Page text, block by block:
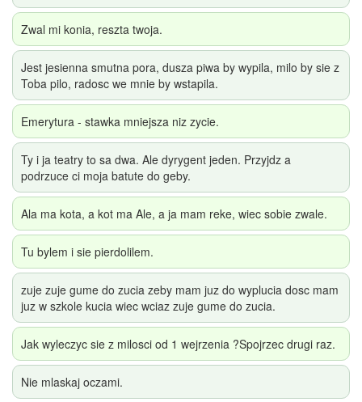
Zwal mi konia, reszta twoja.
Jest jesienna smutna pora, dusza piwa by wypila, milo by sie z
Toba pilo, radosc we mnie by wstapila.
Emerytura - stawka mniejsza niz zycie.
Ty i ja teatry to sa dwa. Ale dyrygent jeden. Przyjdz a
podrzuce ci moja batute do geby.
Ala ma kota, a kot ma Ale, a ja mam reke, wiec sobie zwale.
Tu bylem i sie pierdolilem.
zuje zuje gume do zucia zeby mam juz do wyplucia dosc mam
juz w szkole kucia wiec wciaz zuje gume do zucia.
Jak wyleczyc sie z milosci od 1 wejrzenia ?Spojrzec drugi raz.
Nie mlaskaj oczami.